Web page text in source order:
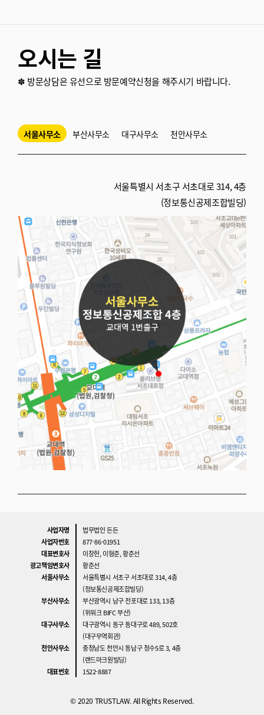
오시는 길
✽ 방문상담은 유선으로 방문예약신청을 해주시기 바랍니다.
서울사무소 부산사무소 대구사무소 천안사무소
서울특별시 서초구 서초대로 314, 4층
(정보통신공제조합빌딩)
사업자명
법무법인 든든
사업자번호
877-86-01951
대표변호사
이창헌, 이형준, 황준선
광고책임변호사
황준선
서울사무소
서울특별시 서초구 서초대로 314, 4층
(정보통신공제조합빌딩)
부산사무소
부산광역시 남구 전포대로 133, 13층
(위워크 BIFC 부산)
대구사무소
대구광역시 동구 동대구로 489, 502호
(대구무역회관)
천안사무소
충청남도 천안시 동남구 청수5로 3, 4층
(랜드마크원빌딩)
대표번호
1522-8887
© 2020 TRUSTLAW. All Rights Reserved.